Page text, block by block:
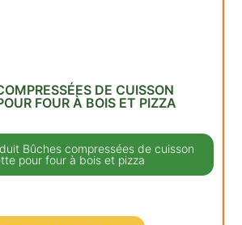
DE CUISSON
FOUR À BOIS ET PIZZA
Bûches compressées de cuisson
pour four à bois et pizza